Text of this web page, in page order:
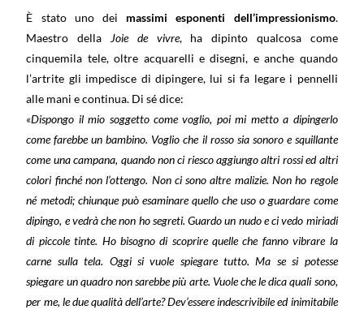
È stato uno dei massimi esponenti dell’impressionismo.
Maestro della
Joie de vivre, ha dipinto qualcosa come
cinquemila tele, oltre acquarelli e disegni, e anche quando
l’artrite gli impedisce di dipingere, lui si fa legare i pennelli
alle mani e continua. Di sé dice:
«Dispongo il mio soggetto come voglio, poi mi metto a dipingerlo
come farebbe un bambino. Voglio che il rosso sia sonoro e squillante
come una campana, quando non ci riesco aggiungo altri rossi ed altri
colori finché non l’ottengo. Non ci sono altre malizie. Non ho regole
né metodi; chiunque può esaminare quello che uso o guardare come
dipingo, e vedrà che non ho segreti. Guardo un nudo e ci vedo miriadi
di piccole tinte. Ho bisogno di scoprire quelle che fanno vibrare la
carne sulla tela. Oggi si vuole spiegare tutto. Ma se si potesse
spiegare un quadro non sarebbe più arte. Vuole che le dica quali sono,
per me, le due qualità dell’arte? Dev’essere indescrivibile ed inimitabile